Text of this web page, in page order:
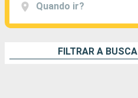
Quando ir?
FILTRAR A BUSCA